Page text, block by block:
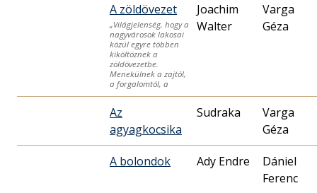
A zöldövezet
„Világjelenség, hogy a
nagyvárosok lakosai
közül egyre többen
kiköltöznek a
zöldövezetbe.
Menekülnek a zajtól,
a forgalomtól, a
Joachim
Walter
Varga
Géza
Az
agyagkocsika
Sudraka
Varga
Géza
A bolondok Ady Endre
Dániel
Ferenc